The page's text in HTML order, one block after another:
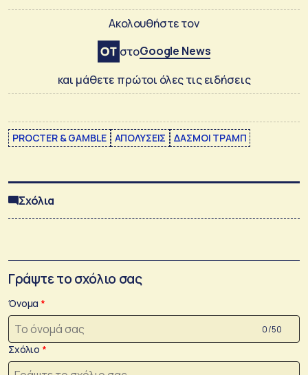
Ακολουθήστε τον
στοGoogle News
και μάθετε πρώτοι όλες τις ειδήσεις
PROCTER & GAMBLE ΑΠΟΛΥΣΕΙΣ ΔΑΣΜΟΙ ΤΡΑΜΠ
Σχόλια
Γράψτε το σχόλιο σας
Όνομα
0 /50
Σχόλιο